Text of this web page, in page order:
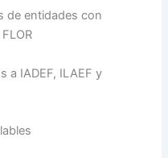
de entidades con
a IADEF, ILAEF y